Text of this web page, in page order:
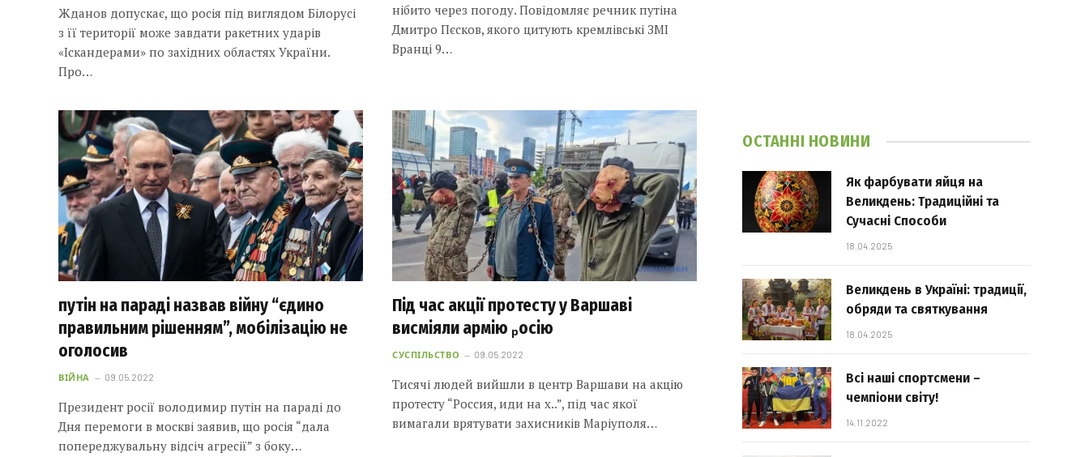
Жданов допускає, що росія під виглядом Білорусі
з її території може завдати ракетних ударів
«Іскандерами» по західних областях України.
Про…
нібито через погоду. Повідомляє речник путіна
Дмитро Пєсков, якого цитують кремлівські ЗМІ
Вранці 9…
путін на параді назвав війну “єдино
правильним рішенням”, мобілізацію не
оголосив
ВІЙНА 09.05.2022
Президент росії володимир путін на параді до
Дня перемоги в москві заявив, що росія “дала
попереджувальну відсіч агресії” з боку…
Під час акції протесту у Варшаві
висміяли армію ₚосію
СУСПІЛЬСТВО 09.05.2022
Тисячі людей вийшли в центр Варшави на акцію
протесту “Россия, иди на х..”, під час якої
вимагали врятувати захисників Маріуполя…
ОСТАННІ НОВИНИ
Як фарбувати яйця на
Великдень: Традиційні та
Сучасні Способи
18.04.2025
Великдень в Україні: традиції,
обряди та святкування
18.04.2025
Всі наші спортсмени –
чемпіони світу!
14.11.2022